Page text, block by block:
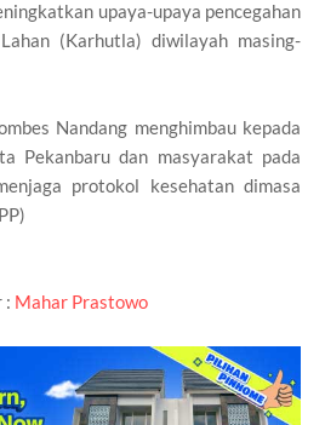
upaya-upaya pencegahan
(Karhutla) diwilayah masing-
Nandang menghimbau kepada
Pekanbaru dan masyarakat pada
protokol kesehatan dimasa
: Mahar Prastowo